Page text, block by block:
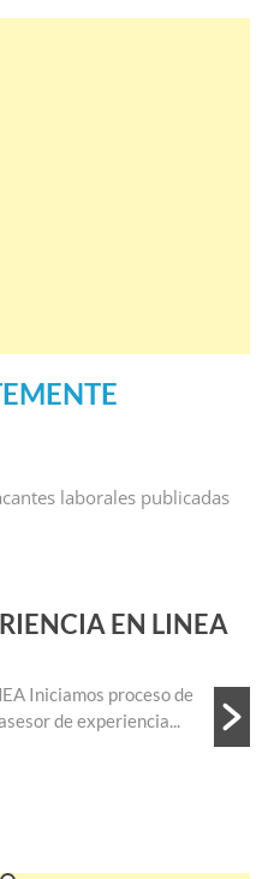
laborales publicadas
EN LINEA
Iniciamos proceso de
de experiencia...